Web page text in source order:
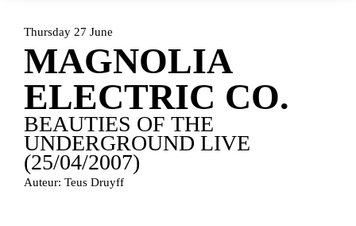
Thursday 27 June
MAGNOLIA
ELECTRIC CO.
BEAUTIES OF THE
UNDERGROUND LIVE
(25/04/2007)
Auteur: Teus Druyff